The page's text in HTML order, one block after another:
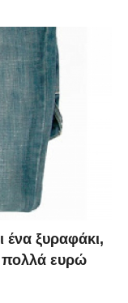
ένα ξυραφάκι,
πολλά ευρώ